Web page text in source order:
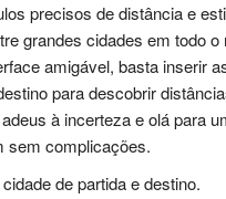
precisos de distância e
grandes cidades em todo
amigável, basta inserir
para descobrir
à incerteza e olá para
sem complicações.
de partida e destino.